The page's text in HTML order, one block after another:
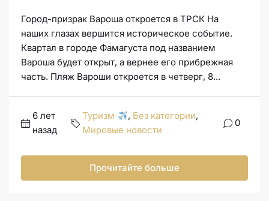
Город-призрак Вароша откроется в ТРСК На
наших глазах вершится историческое событие.
Квартал в городе Фамагуста под названием
Вароша будет открыт, а вернее его прибрежная
часть. Пляж Вароши откроется в четверг, 8...
6 лет
назад
Туризм , Без категории,
Мировые новости
0
Прочитайте больше